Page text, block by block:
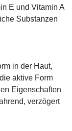
E und Vitamin A
Substanzen
in der Haut,
aktive Form
Eigenschaften
verzögert